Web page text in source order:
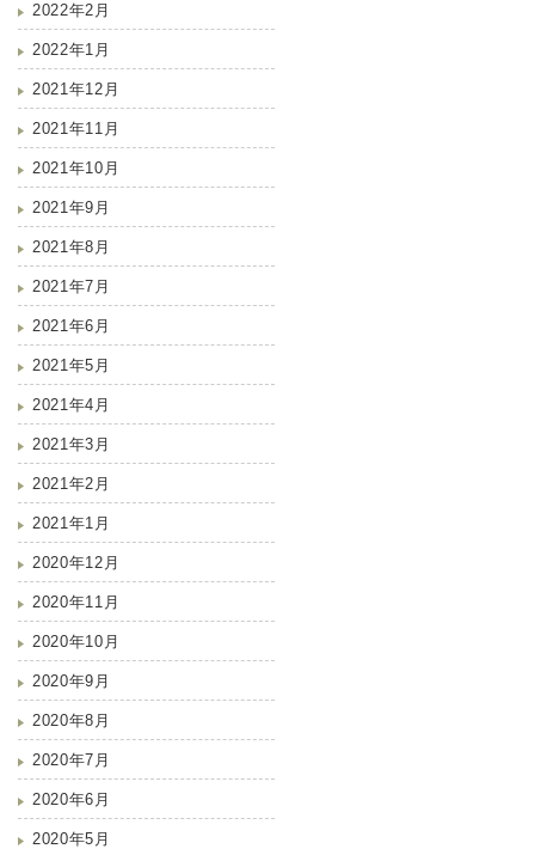
2022年2月
2022年1月
2021年12月
2021年11月
2021年10月
2021年9月
2021年8月
2021年7月
2021年6月
2021年5月
2021年4月
2021年3月
2021年2月
2021年1月
2020年12月
2020年11月
2020年10月
2020年9月
2020年8月
2020年7月
2020年6月
2020年5月